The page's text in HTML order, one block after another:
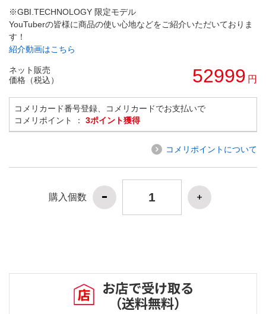
※GBI.TECHNOLOGY 限定モデル
YouTuberの皆様に商品の使い心地などをご紹介いただいておりま
す！
紹介動画はこちら
ネット販売
価格（税込）
52999 円
コメリカード番号登録、コメリカードでお支払いで
コメリポイント ： 3ポイント獲得
コメリポイントについて
購入個数
お店で受け取る
（送料無料）